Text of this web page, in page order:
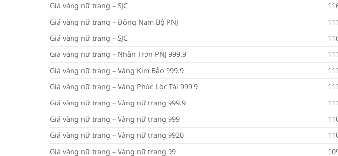
Giá vàng nữ trang – SJC
Giá vàng nữ trang – Đông Nam Bộ PNJ
Giá vàng nữ trang – SJC
Giá vàng nữ trang – Nhẫn Trơn PNJ 999.9
Giá vàng nữ trang – Vàng Kim Bảo 999.9
Giá vàng nữ trang – Vàng Phúc Lộc Tài 999.9
Giá vàng nữ trang – Vàng nữ trang 999.9
Giá vàng nữ trang – Vàng nữ trang 999
Giá vàng nữ trang – Vàng nữ trang 9920
Giá vàng nữ trang – Vàng nữ trang 99